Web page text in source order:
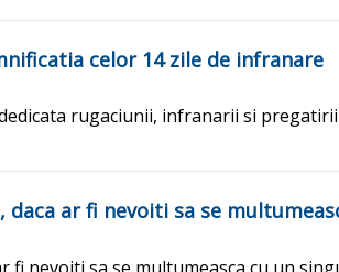
celor 14 zile de infranare
rugaciunii, infranarii si
ar fi nevoiti sa se